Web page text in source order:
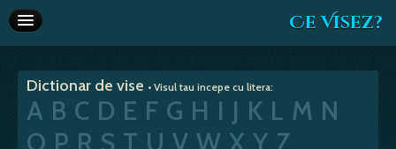
Ce Visez?
Interpretare vise
Articole
Dictionar de vise • Visul tau incepe cu litera:
A B C D E F G H I J K L M N
O P R S T U V W X Y Z